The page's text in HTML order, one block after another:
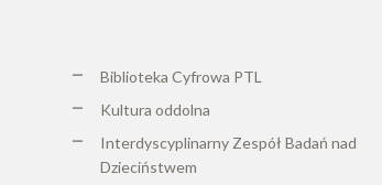
Biblioteka Cyfrowa PTL
Kultura oddolna
Interdyscyplinarny Zespół Badań nad
Dzieciństwem